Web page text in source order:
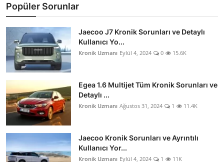
Popüler Sorunlar
Jaecoo J7 Kronik Sorunları ve Detaylı
Kullanıcı Yo...
Kronik Uzmanı Eylül 4, 2024 0 15.6K
Egea 1.6 Multijet Tüm Kronik Sorunları ve
Detaylı ...
Kronik Uzmanı Ağustos 31, 2024 1 11.4K
Jaecoo Kronik Sorunları ve Ayrıntılı
Kullanıcı Yor...
Kronik Uzmanı Eylül 4, 2024 1 11K